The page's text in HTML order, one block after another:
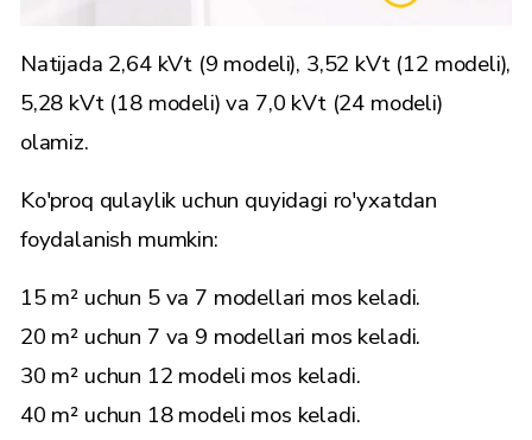
Natijada 2,64 kVt (9 modeli), 3,52 kVt (12 modeli),
5,28 kVt (18 modeli) va 7,0 kVt (24 modeli)
olamiz.
Ko'proq qulaylik uchun quyidagi ro'yxatdan
foydalanish mumkin:
15 m² uchun 5 va 7 modellari mos keladi.
20 m² uchun 7 va 9 modellari mos keladi.
30 m² uchun 12 modeli mos keladi.
40 m² uchun 18 modeli mos keladi.